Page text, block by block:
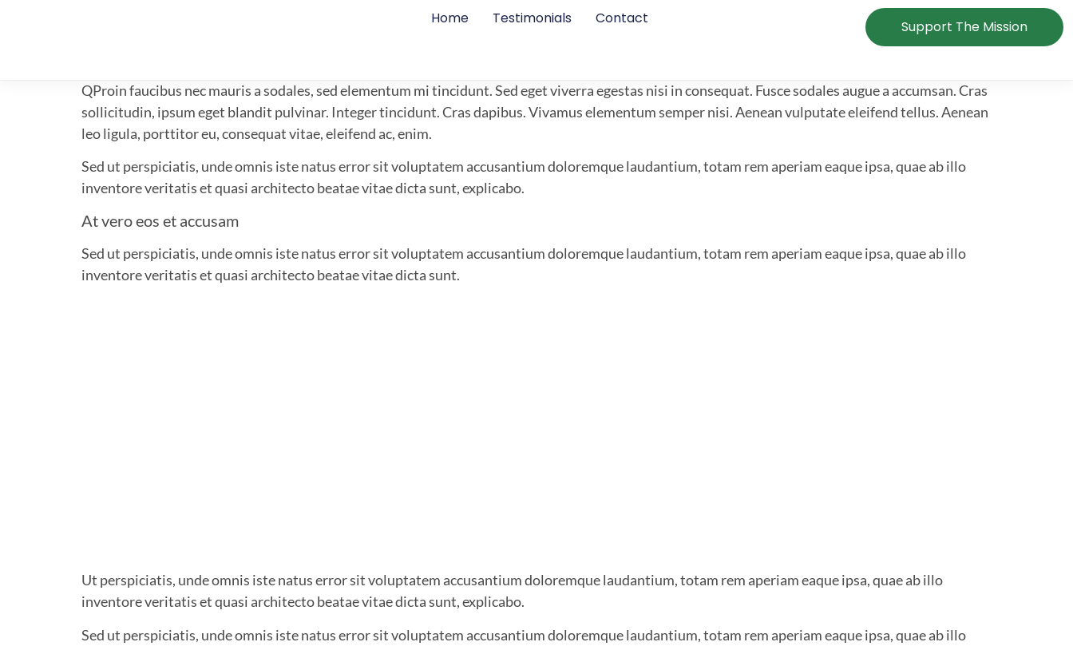
Home Testimonials Contact Support The Mission
QProin faucibus nec mauris a sodales, sed elementum mi tincidunt. Sed eget viverra egestas nisi in consequat. Fusce sodales augue a accumsan. Cras
sollicitudin, ipsum eget blandit pulvinar. Integer tincidunt. Cras dapibus. Vivamus elementum semper nisi. Aenean vulputate eleifend tellus. Aenean
leo ligula, porttitor eu, consequat vitae, eleifend ac, enim.
Sed ut perspiciatis, unde omnis iste natus error sit voluptatem accusantium doloremque laudantium, totam rem aperiam eaque ipsa, quae ab illo
inventore veritatis et quasi architecto beatae vitae dicta sunt, explicabo.
At vero eos et accusam
Sed ut perspiciatis, unde omnis iste natus error sit voluptatem accusantium doloremque laudantium, totam rem aperiam eaque ipsa, quae ab illo
inventore veritatis et quasi architecto beatae vitae dicta sunt.
Ut perspiciatis, unde omnis iste natus error sit voluptatem accusantium doloremque laudantium, totam rem aperiam eaque ipsa, quae ab illo
inventore veritatis et quasi architecto beatae vitae dicta sunt, explicabo.
Sed ut perspiciatis, unde omnis iste natus error sit voluptatem accusantium doloremque laudantium, totam rem aperiam eaque ipsa, quae ab illo